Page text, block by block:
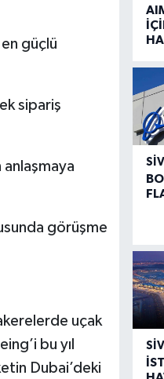
güçlü
sipariş
görüşme
uçak
bu yıl
Dubai’deki